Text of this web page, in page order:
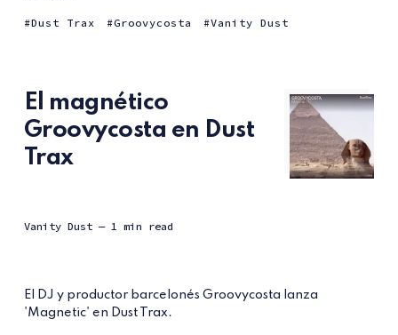
Dust Trax Groovycosta Vanity Dust
El magnético
Groovycosta en Dust
Trax
Vanity Dust — 1 min read
El DJ y productor barcelonés Groovycosta lanza
'Magnetic' en Dust Trax.